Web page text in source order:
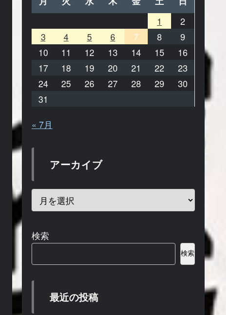
1
2
3
4 5 6 7 8
9
10
11 12 13 14 15
16
17
18 19 20 21 22
23
24
25 26 27 28 29
30
31
« 7月
アーカイブ
検索
検索
最近の投稿